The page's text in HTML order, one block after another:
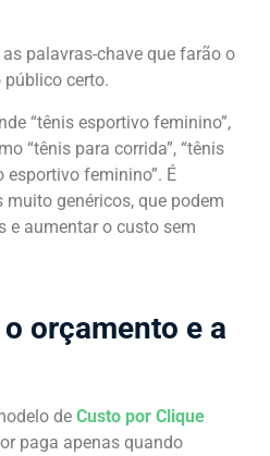
palavras-chave que farão o
público certo.
“tênis esportivo feminino”,
“tênis para corrida”, “tênis
esportivo feminino”. É
genéricos, que podem
e aumentar o custo sem
orçamento e a
de Custo por Clique
paga apenas quando